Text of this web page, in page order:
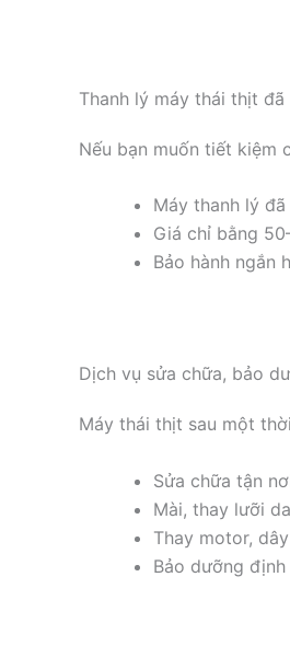
Thanh lý máy thái thịt đã
Nếu bạn muốn tiết kiệm
Máy thanh lý
Giá chỉ bằng
Bảo hành ngắn
Dịch vụ sửa chữa, bảo
Máy thái thịt sau một
Sửa chữa tận
Mài, thay lưỡi
Thay motor,
Bảo dưỡng